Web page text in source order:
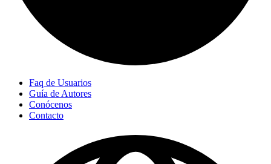
Faq de Usuarios
Guía de Autores
Conócenos
Contacto